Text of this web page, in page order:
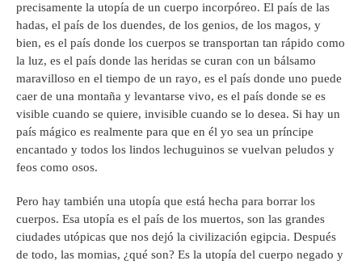
precisamente la utopía de un cuerpo incorpóreo. El país de las
hadas, el país de los duendes, de los genios, de los magos, y
bien, es el país donde los cuerpos se transportan tan rápido como
la luz, es el país donde las heridas se curan con un bálsamo
maravilloso en el tiempo de un rayo, es el país donde uno puede
caer de una montaña y levantarse vivo, es el país donde se es
visible cuando se quiere, invisible cuando se lo desea. Si hay un
país mágico es realmente para que en él yo sea un príncipe
encantado y todos los lindos lechuguinos se vuelvan peludos y
feos como osos.
Pero hay también una utopía que está hecha para borrar los
cuerpos. Esa utopía es el país de los muertos, son las grandes
ciudades utópicas que nos dejó la civilización egipcia. Después
de todo, las momias, ¿qué son? Es la utopía del cuerpo negado y